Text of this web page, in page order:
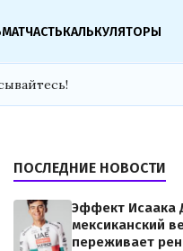
МАТЧАСТЬКАЛЬКУЛЯТОРЫ
ПОСЛЕДНИЕ НОВОСТИ
Эффект Исаака
мексиканский
переживает